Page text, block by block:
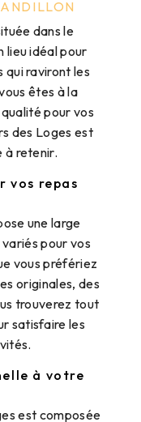
dans le
lieu idéal pour
qui raviront les
êtes à la
pour vos
des Loges est
à retenir.
vos repas
une large
pour vos
vous préfériez
originales, des
trouverez tout
satisfaire les
à votre
est composée